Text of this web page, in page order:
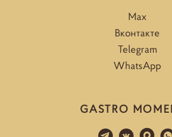
Max
Вконтакте
Telegram
WhatsApp
GASTRO